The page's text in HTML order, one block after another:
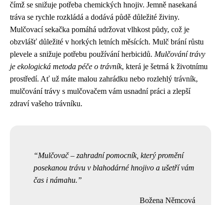
čímž se snižuje potřeba chemických hnojiv. Jemně nasekaná
tráva se rychle rozkládá a dodává půdě důležité živiny.
Mulčovací sekačka pomáhá udržovat vlhkost půdy, což je
obzvlášť důležité v horkých letních měsících. Mulč brání růstu
plevele a snižuje potřebu používání herbicidů. Mulčování trávy
je ekologická metoda péče o trávník, která je šetrná k životnímu
prostředí. Ať už máte malou zahrádku nebo rozlehlý trávník,
mulčování trávy s mulčovačem vám usnadní práci a zlepší
zdraví vašeho trávníku.
Mulčovač – zahradní pomocník, který promění
posekanou trávu v blahodárné hnojivo a ušetří vám
čas i námahu.
Božena Němcová